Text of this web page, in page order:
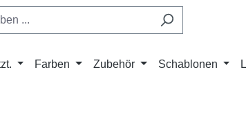
Farben Zubehör Schablonen